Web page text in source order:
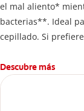
el mal aliento*
bacterias**. Ideal
cepillado. Si
Descubre más